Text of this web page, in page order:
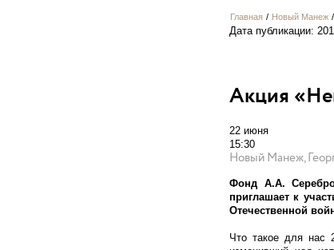
Главная / Новый Манеж /
Дата публикации:
Акция
22 июня
15:30
Новый Манеж,
Фонд А.А.
приглашает к
Отечественной
Что такое для нас